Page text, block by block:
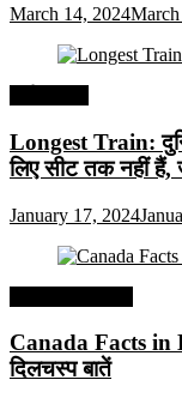
March 14, 2024
Longest Train:
लिए सीट तक ​​नहीं हैं,
January 17, 2024
Canada Facts in
दिलचस्प बातें